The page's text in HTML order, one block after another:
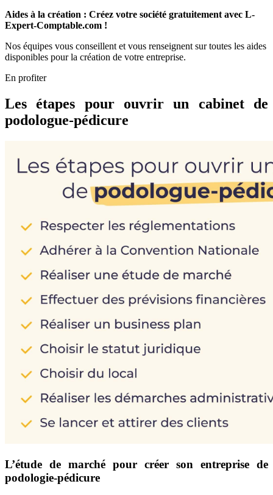
Aides à la création : Créez votre société gratuitement avec L-
Expert-Comptable.com !
Nos équipes vous conseillent et vous renseignent sur toutes les aides
disponibles pour la création de votre entreprise.
En profiter
Les étapes pour ouvrir un cabinet de
podologue-pédicure
L’étude de marché pour créer son entreprise de
podologie-pédicure